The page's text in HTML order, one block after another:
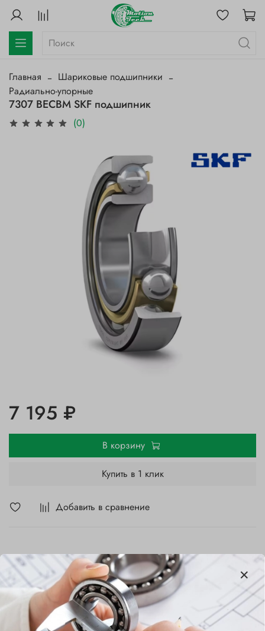
Главная
Шариковые подшипники
Радиально-упорные
7307 BECBM SKF подшипник
(0)
Добавить в сравнение
7 195 ₽
В корзину
Купить в 1 клик
Характеристики